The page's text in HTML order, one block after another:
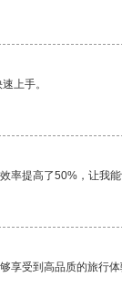
上手。
率提高了50%，让我能
享受到高品质的旅行体